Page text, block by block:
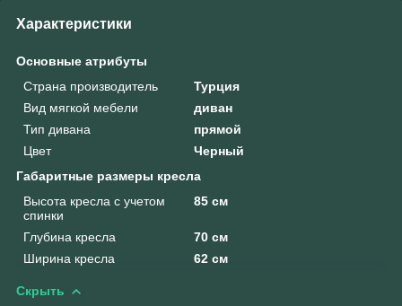
Характеристики
Основные атрибуты
Страна производитель
Турция
Вид мягкой мебели
диван
Тип дивана
прямой
Цвет
Черный
Габаритные размеры кресла
Высота кресла с учетом
спинки
85 см
Глубина кресла
70 см
Ширина кресла
62 см
Скрыть